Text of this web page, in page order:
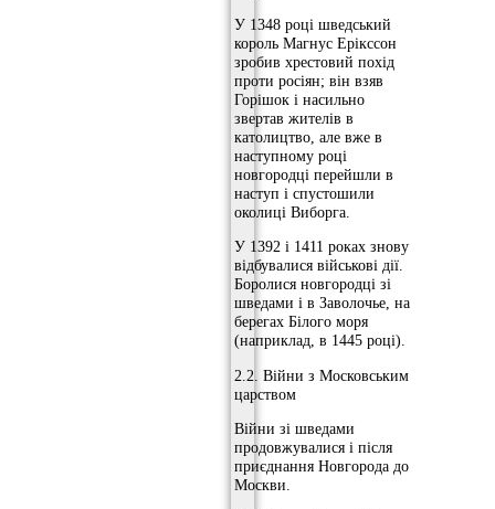
У 1348 році шведський
король Магнус Ерікссон
зробив хрестовий похід
проти росіян; він взяв
Горішок і насильно
звертав жителів в
католицтво, але вже в
наступному році
новгородці перейшли в
наступ і спустошили
околиці Виборга.
У 1392 і 1411 роках знову
відбувалися військові дії.
Боролися новгородці зі
шведами і в Заволочье, на
берегах Білого моря
(наприклад, в 1445 році).
2.2. Війни з Московським
царством
Війни зі шведами
продовжувалися і після
приєднання Новгорода до
Москви.